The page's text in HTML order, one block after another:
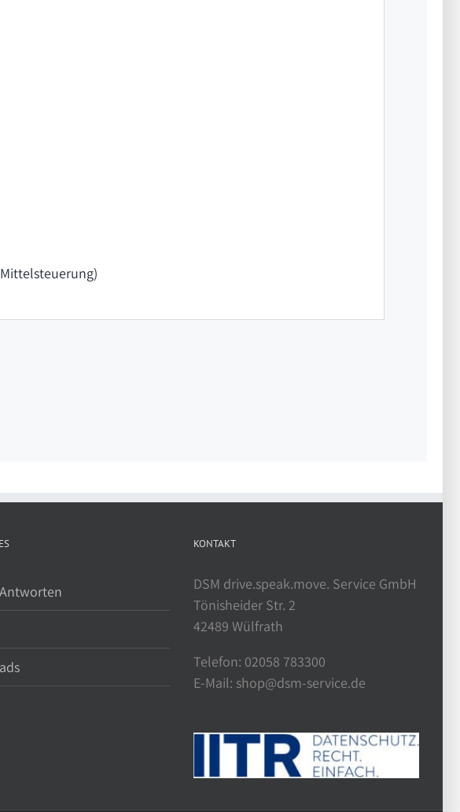
KONTAKT
DSM drive.speak.move. Service GmbH
Tönisheider Str. 2
42489 Wülfrath
Telefon: 02058 783300
E-Mail: shop@dsm-service.de